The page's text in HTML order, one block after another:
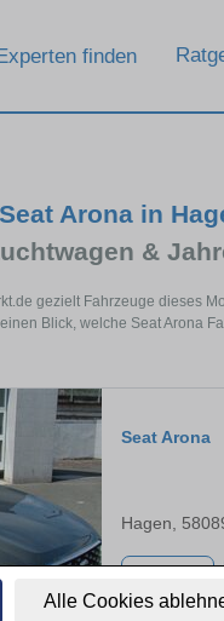
Alle Cookies
finden
Arona in
&
gezielt Fahrzeuge dieses
Blick, welche Seat Arona
Seat Arona
Hagen,